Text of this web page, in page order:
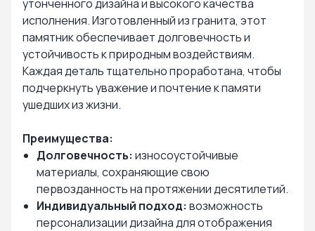
утонченного дизайна и высокого качества
исполнения. Изготовленный из гранита, этот
памятник обеспечивает долговечность и
устойчивость к природным воздействиям.
Каждая деталь тщательно проработана, чтобы
подчеркнуть уважение и почтение к памяти
ушедших из жизни.
Преимущества:
Долговечность: износоустойчивые
материалы, сохраняющие свою
первозданность на протяжении десятилетий.
Индивидуальный подход: возможность
персонализации дизайна для отображения